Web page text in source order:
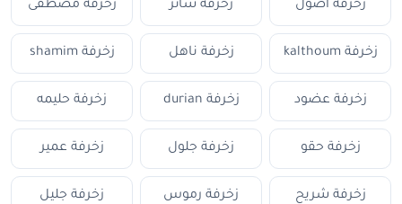
زخرفة أصول زخرفة سائر زخرفة مصطفى
زخرفة kalthoum زخرفة ناهل زخرفة shamim
زخرفة عضود زخرفة durian زخرفة حليمه
زخرفة حقو زخرفة جلول زخرفة عمير
زخرفة شريح زخرفة رموس زخرفة جليل